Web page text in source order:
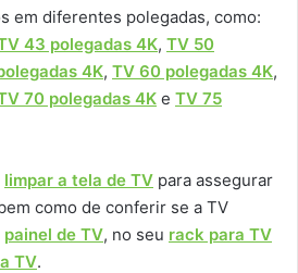
em diferentes polegadas, como:
43 polegadas 4K, TV 50
4K, TV 60 polegadas 4K,
70 polegadas 4K e TV 75
limpar a tela de TV para assegurar
como de conferir se a TV
painel de TV, no seu rack para TV
TV.